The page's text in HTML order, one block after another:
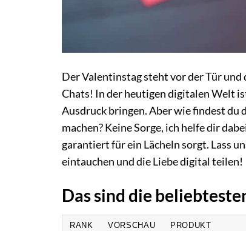
Der Valentinstag steht vor der Tür und
Chats! In der heutigen digitalen Welt
Ausdruck bringen. Aber wie findest du
machen? Keine Sorge, ich helfe dir
garantiert für ein Lächeln sorgt. Lass
eintauchen und die Liebe digital teilen!
Das sind die
RANK VORSCHAU PRODUKT